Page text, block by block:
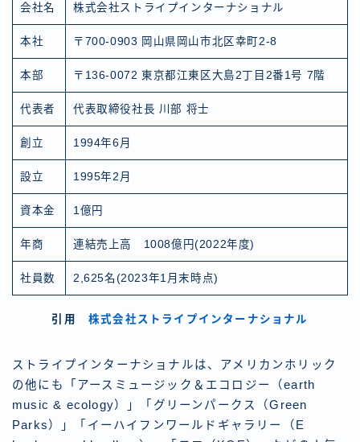
会社名 株式会社ストライプインターナショナル
本社 〒700-0903 岡山県岡山市北区幸町2-8
本部 〒136-0072 東京都江東区大島2丁目2番1号 7階
代表者 代表取締役社長 川部 将士
創立 1994年6月
設立 1995年2月
資本金 1億円
年商 連結売上高 1008億円(2022年度)
社員数 2,625名(2023年1月末時点)
引用 株式会社ストライプインターナショナル
ストライプインターナショナルは、アメリカンホリック
の他にも「アースミュージック＆エコロジー（earth
music & ecology）」「グリーンパークス（Green
Parks）」「イーハイフンワールドギャラリー（E